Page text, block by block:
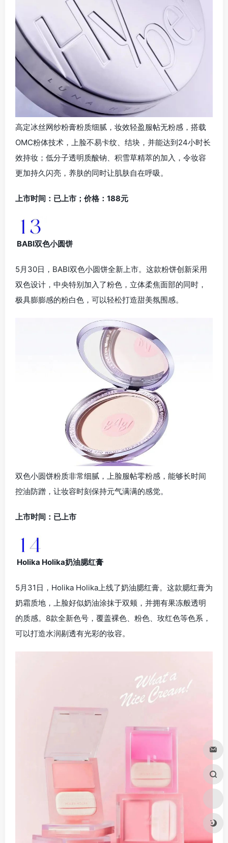
高定冰丝网纱粉膏粉质细腻，妆效轻盈服帖无粉感，搭载
OMC粉体技术，上脸不易卡纹、结块，并能达到24小时长
效持妆；低分子透明质酸钠、积雪草精萃的加入，令妆容
更加持久闪亮，养肤的同时让肌肤自在呼吸。
上市时间：已上市；价格：188元
BABI双色小圆饼
5月30日，BABI双色小圆饼全新上市。这款粉饼创新采用
双色设计，中央特别加入了粉色，立体柔焦面部的同时，
极具膨膨感的粉白色，可以轻松打造甜美氛围感。
双色小圆饼粉质非常细腻，上脸服帖零粉感，能够长时间
控油防蹭，让妆容时刻保持元气满满的感觉。
上市时间：已上市
Holika Holika奶油腮红膏
5月31日，Holika Holika上线了奶油腮红膏。这款腮红膏为
奶霜质地，上脸好似奶油涂抹于双颊，并拥有果冻般透明
的质感。8款全新色号，覆盖裸色、粉色、玫红色等色系，
可以打造水润剔透有光彩的妆容。